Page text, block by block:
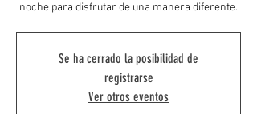
noche para disfrutar de una manera diferente.
Se ha cerrado la posibilidad de
registrarse
Ver otros eventos